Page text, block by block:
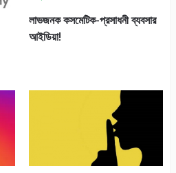
লাভজনক কসমেটিক-প্রসাধনী ব্যবসার
আইডিয়া!